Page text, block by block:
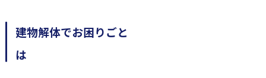
建物解体でお困りごと